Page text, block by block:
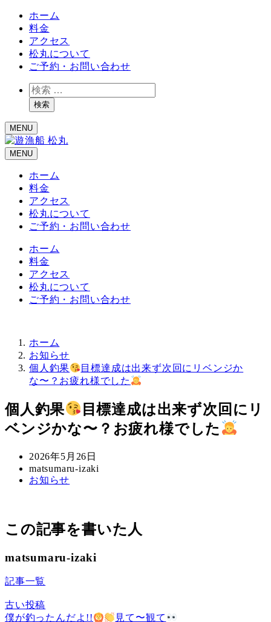
ホーム
料金
アクセス
松丸について
ご予約・お問い合わせ
検
索検索
MENU
MENU
ホーム
料金
アクセス
松丸について
ご予約・お問い合わせ
ホーム
料金
アクセス
松丸について
ご予約・お問い合わせ
ホーム
お知らせ
個人釣果
目標達成は出来ず次回にリベンジか
な〜？お疲れ様でした
個人釣果
目標達成は出来ず次回にリ
ベンジかな〜？お疲れ様でした
投
稿
日
2026年5月26日
著
者
matsumaru-izaki
カ
ー
お知らせ
この記事を書いた人
matsumaru-izaki
記事一覧
古い投稿
僕が釣ったんだよ!!
見て〜観て